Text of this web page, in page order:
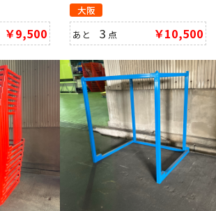
￥9,500
大阪
あと3 点 ￥10,500